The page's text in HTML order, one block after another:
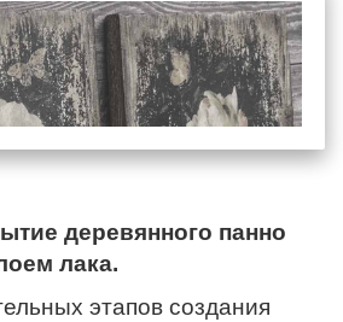
деревянного панно
лака.
этапов создания